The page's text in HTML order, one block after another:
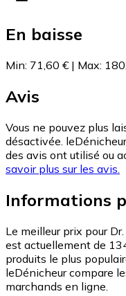
En baisse
Min: 71,60 € | Max:
Avis
Vous ne pouvez plus
désactivée.
des avis ont utilisé ou
savoir plus sur les avis.
Informations
Le meilleur prix pour
est actuellement de
produits le plus
leDénicheur compare
marchands en ligne.